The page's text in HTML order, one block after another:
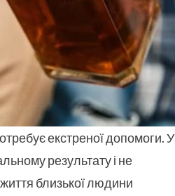
екстреної допомоги. У
результату і не
близької людини